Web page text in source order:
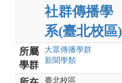
社群傳播學
系(臺北校區)
所屬
學群
大眾傳播學群
新聞學類
臺北校區